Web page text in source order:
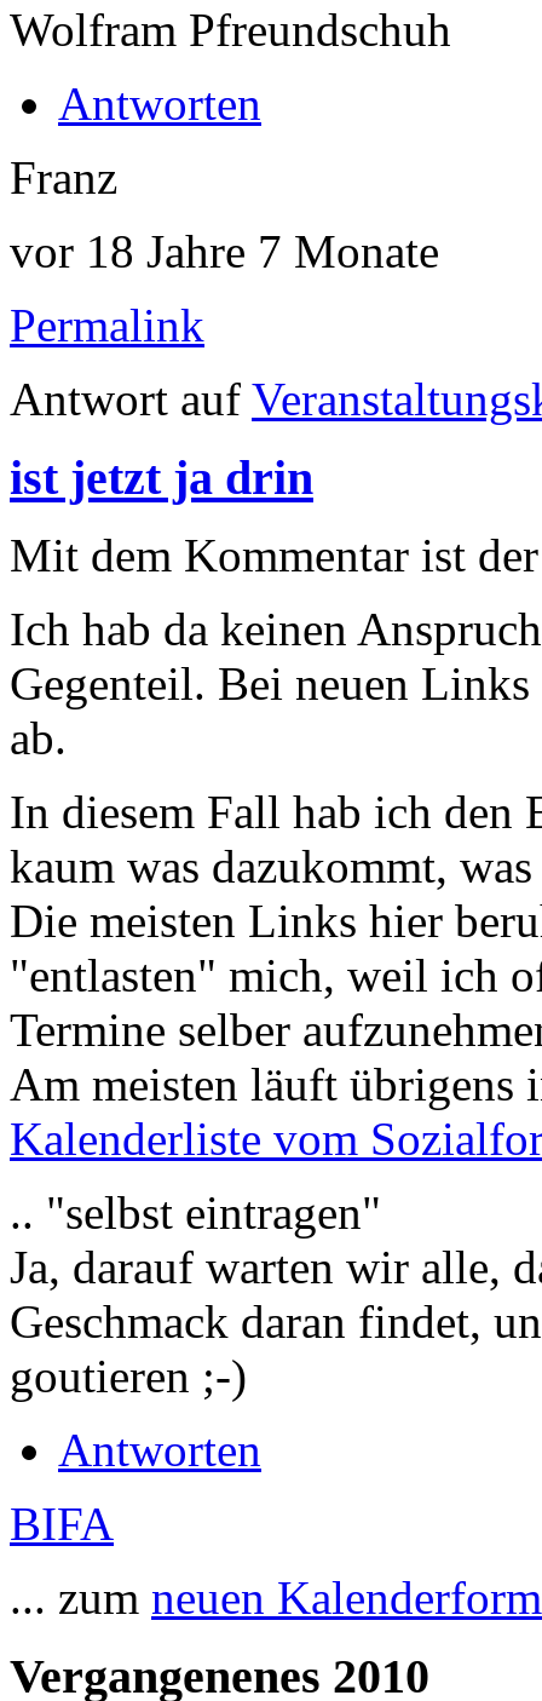
Wolfram Pfreundschuh
Antworten
Franz
vor 18 Jahre 7 Monate
Permalink
Antwort auf
ist jetzt ja drin
Mit dem Kommentar ist
Ich hab da keinen
Gegenteil. Bei neuen
ab.
In diesem Fall hab ich den
kaum was dazukommt,
Die meisten Links hier
"entlasten" mich, weil ich
Termine selber
Am meisten läuft übrigens
Kalenderliste vom
.. "selbst eintragen"
Ja, darauf warten wir alle,
Geschmack daran findet,
goutieren ;-)
Antworten
BIFA
... zum neuen
Vergangenenes 2010